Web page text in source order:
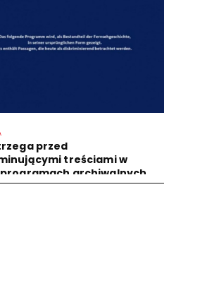
przed
treściami w
archiwalnych